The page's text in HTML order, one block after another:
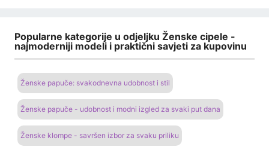
Popularne kategorije u odjeljku Ženske cipele -
najmoderniji modeli i praktični savjeti za kupovinu
Ženske papuče: svakodnevna udobnost i stil
Ženske papuče - udobnost i modni izgled za svaki put dana
Ženske klompe - savršen izbor za svaku priliku